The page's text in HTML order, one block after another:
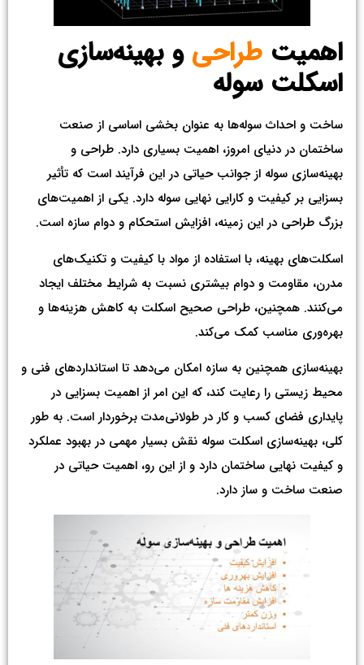
اهمیت طراحیو بهینه‌سازی
اسکلت سوله
ساخت و احداث سوله‌ها به عنوان بخشی اساسی از صنعت
ساختمان در دنیای امروز، اهمیت بسیاری دارد. طراحی و
بهینه‌سازی سوله از جوانب حیاتی در این فرآیند است که تأثیر
بسزایی بر کیفیت و کارایی نهایی سوله دارد. یکی از اهمیت‌های
بزرگ طراحی در این زمینه، افزایش استحکام و دوام سازه است.
اسکلت‌های بهینه، با استفاده از مواد با کیفیت و تکنیک‌های
مدرن، مقاومت و دوام بیشتری نسبت به شرایط مختلف ایجاد
می‌کنند. همچنین، طراحی صحیح اسکلت به کاهش هزینه‌ها و
بهره‌وری مناسب کمک می‌کند.
بهینه‌سازی همچنین به سازه امکان می‌دهد تا استانداردهای فنی و
محیط زیستی را رعایت کند، که این امر از اهمیت بسزایی در
پایداری فضای کسب و کار در طولانی‌مدت برخوردار است. به طور
کلی، بهینه‌سازی اسکلت سوله نقش بسیار مهمی در بهبود عملکرد
و کیفیت نهایی ساختمان دارد و از این رو، اهمیت حیاتی در
صنعت ساخت و ساز دارد.